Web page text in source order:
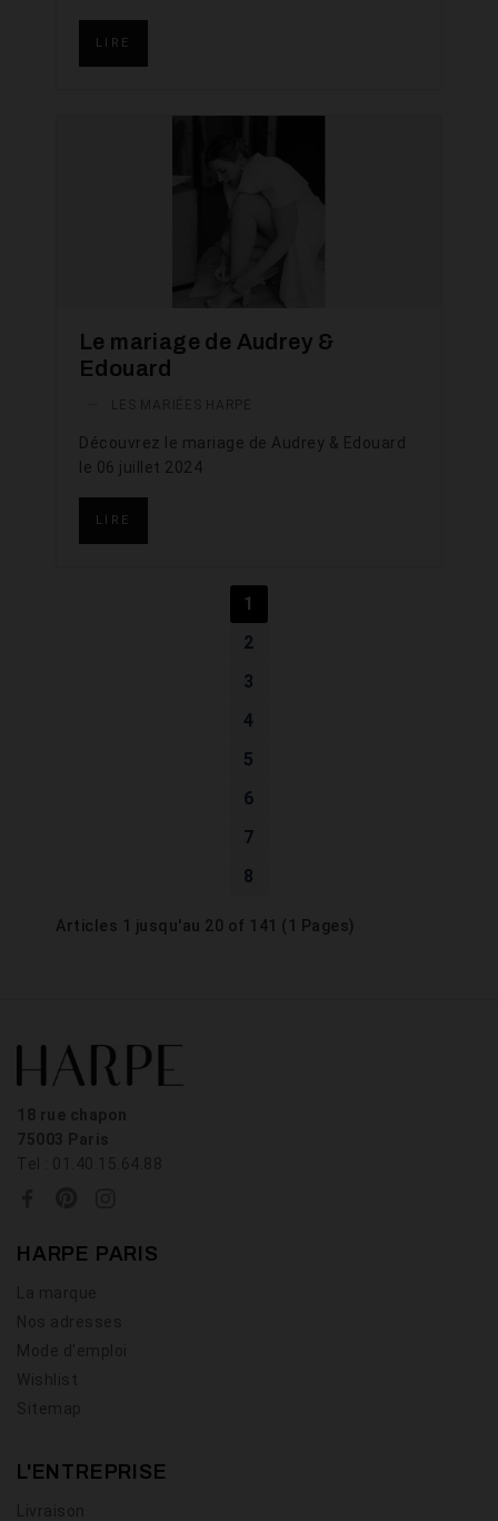
LIRE
Le mariage de Audrey &
Edouard
Découvrez le mariage de Audrey & Edouard
le 06 juillet 2024
LIRE
1
2
3
4
5
6
7
8
Articles 1 jusqu'au 20 of 141 (1 Pages)
HARPE PARIS
L'ENTREPRISE